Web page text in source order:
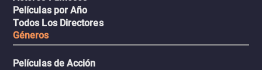
Películas por Año
Todos Los Directores
Géneros
Películas de Acción